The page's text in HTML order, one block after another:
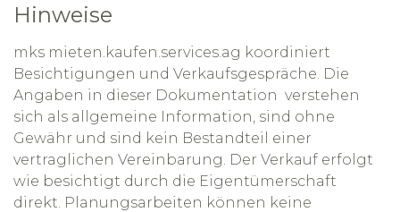
Hinweise
mks mieten.kaufen.services.ag koordiniert
Besichtigungen und Verkaufsgespräche. Die
Angaben in dieser Dokumentation verstehen
sich als allgemeine Information, sind ohne
Gewähr und sind kein Bestandteil einer
vertraglichen Vereinbarung. Der Verkauf erfolgt
wie besichtigt durch die Eigentümerschaft
direkt. Planungsarbeiten können keine